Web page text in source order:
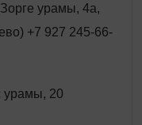
урамы, 4а,
+7 927 245-66-
урамы, 20